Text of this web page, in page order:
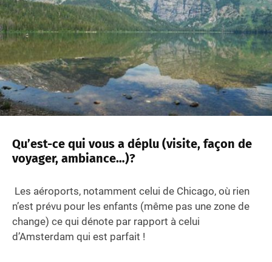
Qu’est-ce qui vous a déplu (visite, façon de
voyager, ambiance…)?
Les aéroports, notamment celui de Chicago, où rien
n’est prévu pour les enfants (même pas une zone de
change) ce qui dénote par rapport à celui
d’Amsterdam qui est parfait !